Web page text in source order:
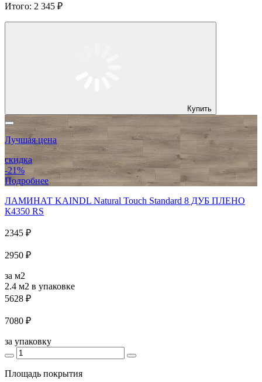
Итого: 2 345 ₽
Купить
Лучшая цена
скидка
-21%
Подробнее
ЛАМИНАТ KAINDL Natural Touch Standard 8 ДУБ ПЛЕНО
К4350 RS
2345 ₽
2950 ₽
за м2
2.4 м2 в упаковке
5628 ₽
7080 ₽
за упаковку
Площадь покрытия